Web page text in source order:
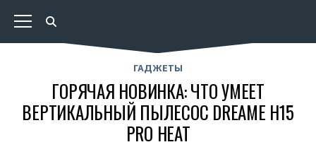
ГАДЖЕТЫ
ГОРЯЧАЯ НОВИНКА: ЧТО УМЕЕТ
ВЕРТИКАЛЬНЫЙ ПЫЛЕСОС DREAME H15
PRO HEAT